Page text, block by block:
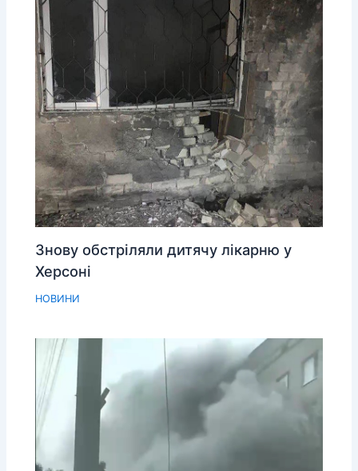
Знову обстріляли дитячу лікарню у
Херсоні
НОВИНИ